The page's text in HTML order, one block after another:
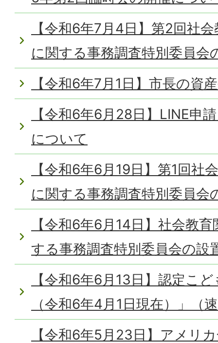
【令和6年7月4日】第2回社
に関する事務調査特別委員会
【令和6年7月1日】市長の資
【令和6年6月28日】LINE申
について
【令和6年6月19日】第1回社
に関する事務調査特別委員会
【令和6年6月14日】社会教
する事務調査特別委員会の設
【令和6年6月13日】認定こ
（令和6年4月1日現在）」（
【令和6年5月23日】アメリ